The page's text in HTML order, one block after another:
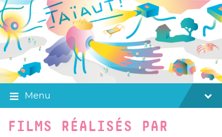
Skip
to
content
Skip
to
main
navigation
Skip
to
footer
Menu
FILMS RÉALISÉS PAR